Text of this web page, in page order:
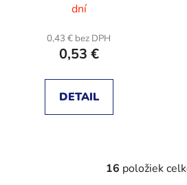
dní
0,43 € bez DPH
0,53 €
DETAIL
O
16 položiek